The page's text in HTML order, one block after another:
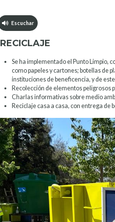
Escuchar
RECICLAJE
Se ha implementado el Punto Limpio,
como papeles y cartones; botellas de
instituciones de beneficencia, y de
Recolección de elementos peligrosos
Charlas informativas sobre medio
Reciclaje casa a casa, con entrega de